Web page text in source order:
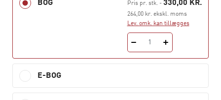
BOG Pris pr. stk.- 330,00 KR.
264,00 kr. ekskl. moms
Lev. omk. kan tillægges
1
E-BOG